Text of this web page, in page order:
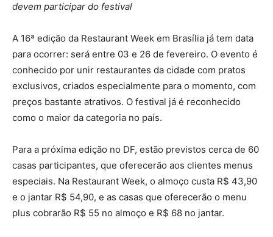
devem participar do festival
A 16ª edição da Restaurant Week em Brasília já tem data
para ocorrer: será entre 03 e 26 de fevereiro. O evento é
conhecido por unir restaurantes da cidade com pratos
exclusivos, criados especialmente para o momento, com
preços bastante atrativos. O festival já é reconhecido
como o maior da categoria no país.
Para a próxima edição no DF, estão previstos cerca de 60
casas participantes, que oferecerão aos clientes menus
especiais. Na Restaurant Week, o almoço custa R$ 43,90
e o jantar R$ 54,90, e as casas que oferecerão o menu
plus cobrarão R$ 55 no almoço e R$ 68 no jantar.